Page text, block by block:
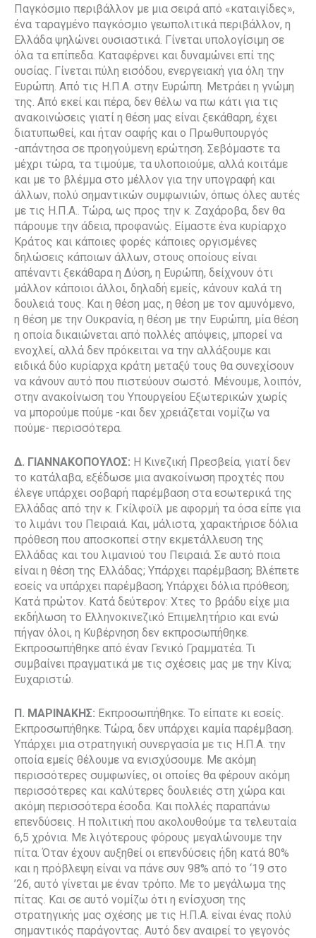
Παγκόσμιο περιβάλλον με μια σειρά από «καταιγίδες»,
ένα ταραγμένο παγκόσμιο γεωπολιτικά περιβάλλον, η
Ελλάδα ψηλώνει ουσιαστικά. Γίνεται υπολογίσιμη σε
όλα τα επίπεδα. Καταφέρνει και δυναμώνει επί της
ουσίας. Γίνεται πύλη εισόδου, ενεργειακή για όλη την
Ευρώπη. Από τις Η.Π.Α. στην Ευρώπη. Μετράει η γνώμη
της. Από εκεί και πέρα, δεν θέλω να πω κάτι για τις
ανακοινώσεις γιατί η θέση μας είναι ξεκάθαρη, έχει
διατυπωθεί, και ήταν σαφής και ο Πρωθυπουργός
-απάντησα σε προηγούμενη ερώτηση. Σεβόμαστε τα
μέχρι τώρα, τα τιμούμε, τα υλοποιούμε, αλλά κοιτάμε
και με το βλέμμα στο μέλλον για την υπογραφή και
άλλων, πολύ σημαντικών συμφωνιών, όπως όλες αυτές
με τις Η.Π.Α.. Τώρα, ως προς την κ. Ζαχάροβα, δεν θα
πάρουμε την άδεια, προφανώς. Είμαστε ένα κυρίαρχο
Κράτος και κάποιες φορές κάποιες οργισμένες
δηλώσεις κάποιων άλλων, στους οποίους είναι
απέναντι ξεκάθαρα η Δύση, η Ευρώπη, δείχνουν ότι
μάλλον κάποιοι άλλοι, δηλαδή εμείς, κάνουν καλά τη
δουλειά τους. Και η θέση μας, η θέση με τον αμυνόμενο,
η θέση με την Ουκρανία, η θέση με την Ευρώπη, μία θέση
η οποία δικαιώνεται από πολλές απόψεις, μπορεί να
ενοχλεί, αλλά δεν πρόκειται να την αλλάξουμε και
ειδικά δύο κυρίαρχα κράτη μεταξύ τους θα συνεχίσουν
να κάνουν αυτό που πιστεύουν σωστό. Μένουμε, λοιπόν,
στην ανακοίνωση του Υπουργείου Εξωτερικών χωρίς
να μπορούμε πούμε -και δεν χρειάζεται νομίζω να
πούμε- περισσότερα.
Δ. ΓΙΑΝΝΑΚΟΠΟΥΛΟΣ: Η Κινεζική Πρεσβεία, γιατί δεν
το κατάλαβα, εξέδωσε μια ανακοίνωση προχτές που
έλεγε υπάρχει σοβαρή παρέμβαση στα εσωτερικά της
Ελλάδας από την κ. Γκίλφοϊλ με αφορμή τα όσα είπε για
το λιμάνι του Πειραιά. Και, μάλιστα, χαρακτήρισε δόλια
πρόθεση που αποσκοπεί στην εκμετάλλευση της
Ελλάδας και του λιμανιού του Πειραιά. Σε αυτό ποια
είναι η θέση της Ελλάδας; Υπάρχει παρέμβαση; Βλέπετε
εσείς να υπάρχει παρέμβαση; Υπάρχει δόλια πρόθεση;
Κατά πρώτον. Κατά δεύτερον: Χτες το βράδυ είχε μια
εκδήλωση το Ελληνοκινεζικό Επιμελητήριο και ενώ
πήγαν όλοι, η Κυβέρνηση δεν εκπροσωπήθηκε.
Εκπροσωπήθηκε από έναν Γενικό Γραμματέα. Τι
συμβαίνει πραγματικά με τις σχέσεις μας με την Κίνα;
Ευχαριστώ.
Π. ΜΑΡΙΝΑΚΗΣ: Εκπροσωπήθηκε. Το είπατε κι εσείς.
Εκπροσωπήθηκε. Τώρα, δεν υπάρχει καμία παρέμβαση.
Υπάρχει μια στρατηγική συνεργασία με τις Η.Π.Α. την
οποία εμείς θέλουμε να ενισχύσουμε. Με ακόμη
περισσότερες συμφωνίες, οι οποίες θα φέρουν ακόμη
περισσότερες και καλύτερες δουλειές στη χώρα και
ακόμη περισσότερα έσοδα. Και πολλές παραπάνω
επενδύσεις. Η πολιτική που ακολουθούμε τα τελευταία
6,5 χρόνια. Με λιγότερους φόρους μεγαλώνουμε την
πίτα. Όταν έχουν αυξηθεί οι επενδύσεις ήδη κατά 80%
και η πρόβλεψη είναι να πάνε συν 98% από το ‘19 στο
’26, αυτό γίνεται με έναν τρόπο. Με το μεγάλωμα της
πίτας. Και σε αυτό νομίζω ότι η ενίσχυση της
στρατηγικής μας σχέσης με τις Η.Π.Α. είναι ένας πολύ
σημαντικός παράγοντας. Αυτό δεν αναιρεί το γεγονός